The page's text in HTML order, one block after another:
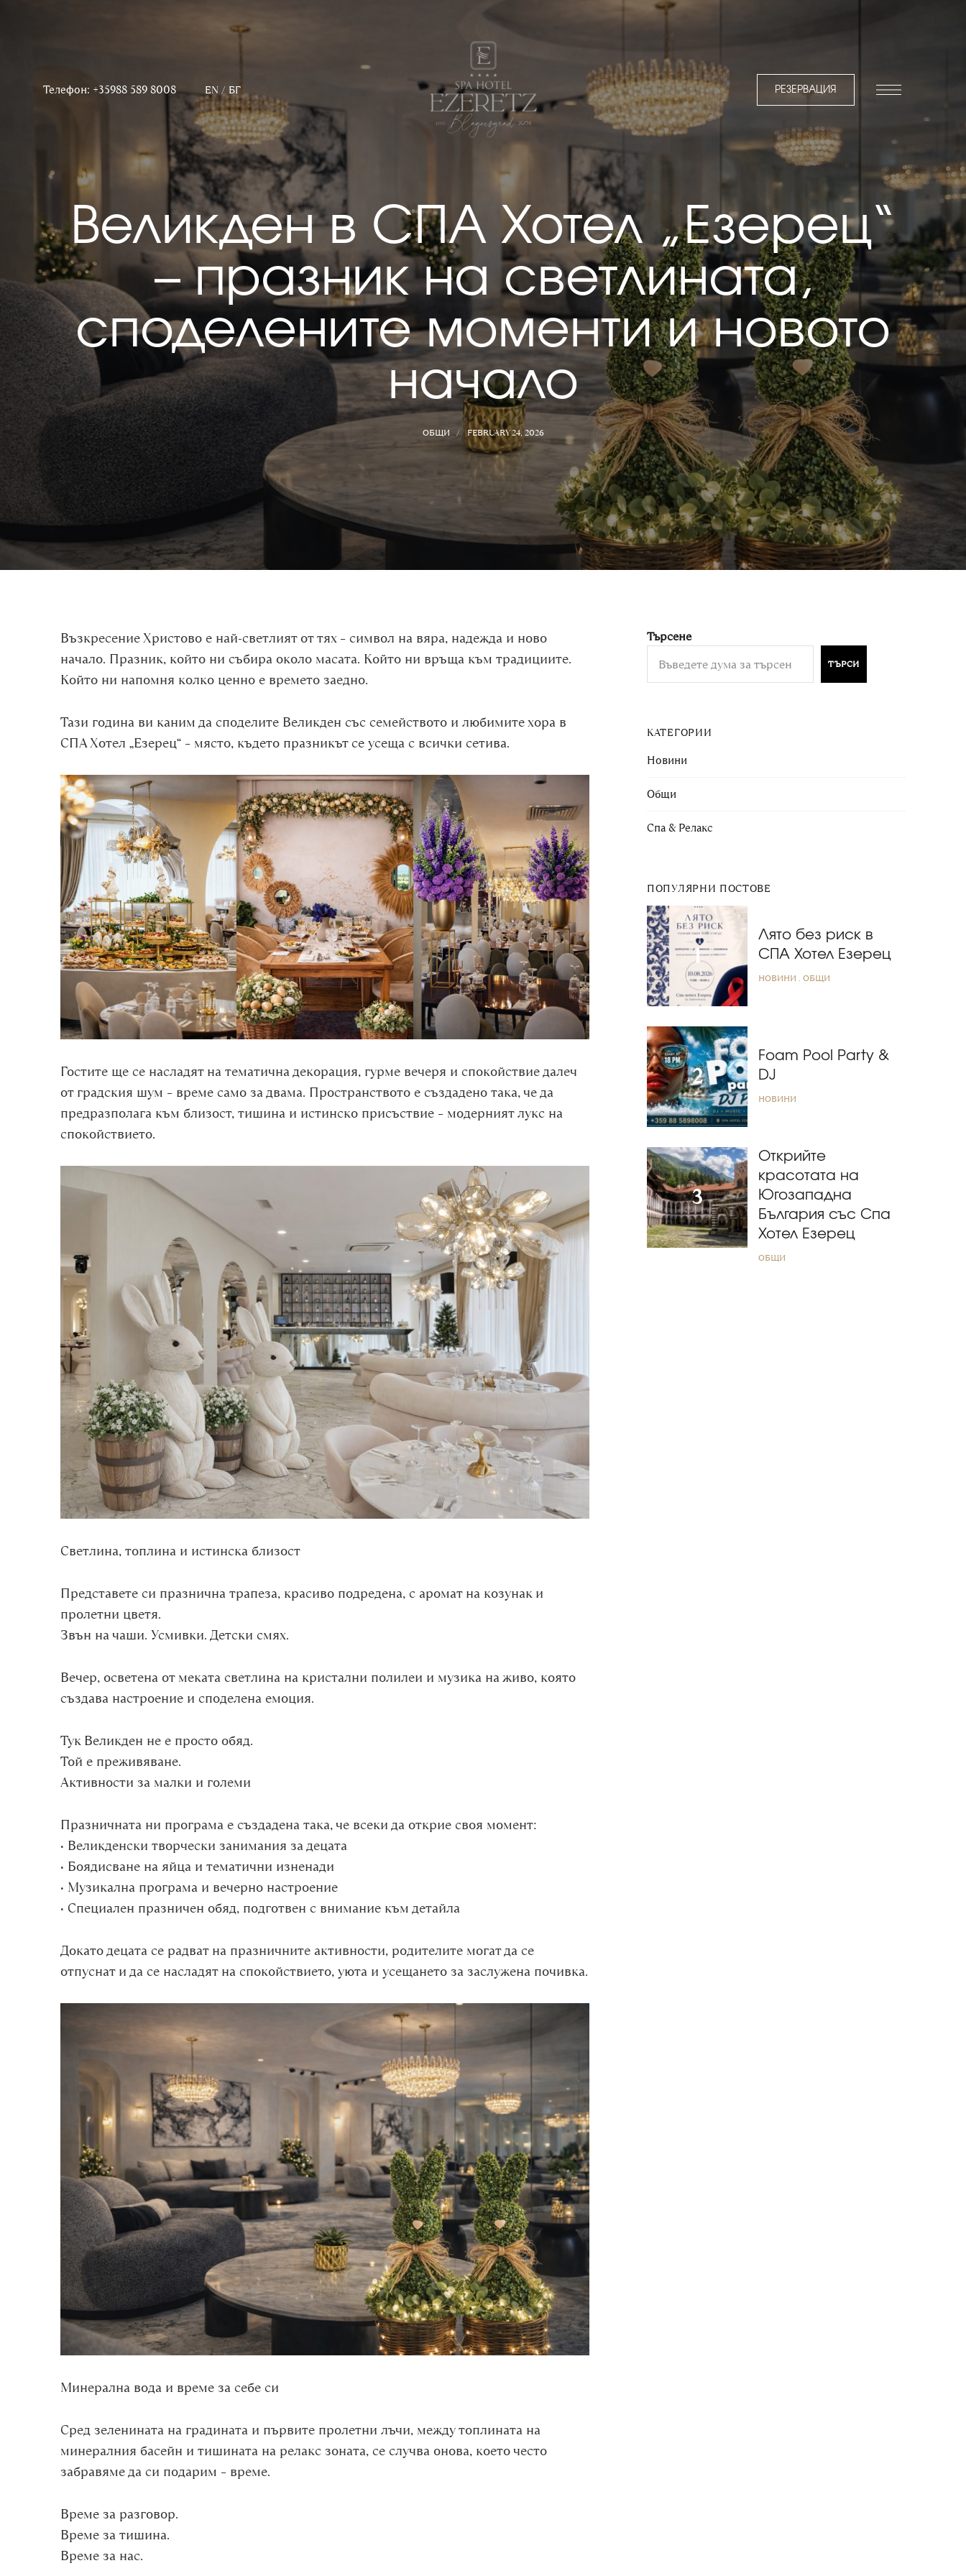
Телефон: +35988 589 8008 EN / БГ РЕЗЕРВАЦИЯ
Великден в СПА Хотел „Езерец“
– празник на светлината,
споделените моменти и новото
начало
ОБЩИ FEBRUARY 24, 2026
Възкресение Христово е най-светлият от тях – символ на вяра, надежда и ново
начало. Празник, който ни събира около масата. Който ни връща към традициите.
Който ни напомня колко ценно е времето заедно.
Тази година ви каним да споделите Великден със семейството и любимите хора в
СПА Хотел „Езерец“ – място, където празникът се усеща с всички сетива.
Гостите ще се насладят на тематична декорация, гурме вечеря и спокойствие далеч
от градския шум – време само за двама. Пространството е създадено така, че да
предразполага към близост, тишина и истинско присъствие – модерният лукс на
спокойствието.
Светлина, топлина и истинска близост
Представете си празнична трапеза, красиво подредена, с аромат на козунак и
пролетни цветя.
Звън на чаши. Усмивки. Детски смях.
Вечер, осветена от меката светлина на кристални полилеи и музика на живо, която
създава настроение и споделена емоция.
Тук Великден не е просто обяд.
Той е преживяване.
Активности за малки и големи
Празничната ни програма е създадена така, че всеки да открие своя момент:
• Великденски творчески занимания за децата
• Боядисване на яйца и тематични изненади
• Музикална програма и вечерно настроение
• Специален празничен обяд, подготвен с внимание към детайла
Докато децата се радват на празничните активности, родителите могат да се
отпуснат и да се насладят на спокойствието, уюта и усещането за заслужена почивка.
Минерална вода и време за себе си
Сред зеленината на градината и първите пролетни лъчи, между топлината на
минералния басейн и тишината на релакс зоната, се случва онова, което често
забравяме да си подарим – време.
Време за разговор.
Време за тишина.
Време за нас.
Търсене
ТЪРСИ
КАТЕГОРИИ
Новини
Общи
Спа & Релакс
ПОПУЛЯРНИ ПОСТОВЕ
Лято без риск в
СПА Хотел Езерец
НОВИНИ ОБЩИ
Foam Pool Party &
DJ
НОВИНИ
Открийте
красотата на
Югозападна
България със Спа
Хотел Езерец
ОБЩИ